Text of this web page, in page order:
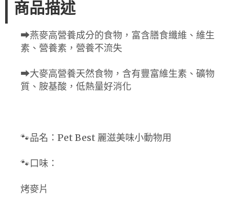
商品描述
⮕燕麥高營養成分的食物，富含膳食纖維、維生
素、營養素，營養不流失
⮕大麥高營養天然食物，含有豐富維生素、礦物
質、胺基酸，低熱量好消化
🐾品名：Pet Best 麗滋美味小動物用​​​
🐾口味：
烤麥片